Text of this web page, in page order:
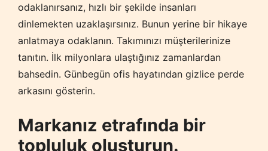
odaklanırsanız, hızlı bir şekilde insanları
dinlemekten uzaklaşırsınız. Bunun yerine bir hikaye
anlatmaya odaklanın. Takımınızı müşterilerinize
tanıtın. İlk milyonlara ulaştığınız zamanlardan
bahsedin. Günbegün ofis hayatından gizlice perde
arkasını gösterin.
Markanız etrafında bir
topluluk oluşturun.